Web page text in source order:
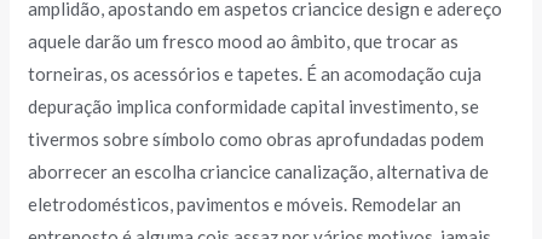
amplidão, apostando em aspetos criancice design e adereço
aquele darão um fresco mood ao âmbito, que trocar as
torneiras, os acessórios e tapetes. É an acomodação cuja
depuração implica conformidade capital investimento, se
tivermos sobre símbolo como obras aprofundadas podem
aborrecer an escolha criancice canalização, alternativa de
eletrodomésticos, pavimentos e móveis. Remodelar an